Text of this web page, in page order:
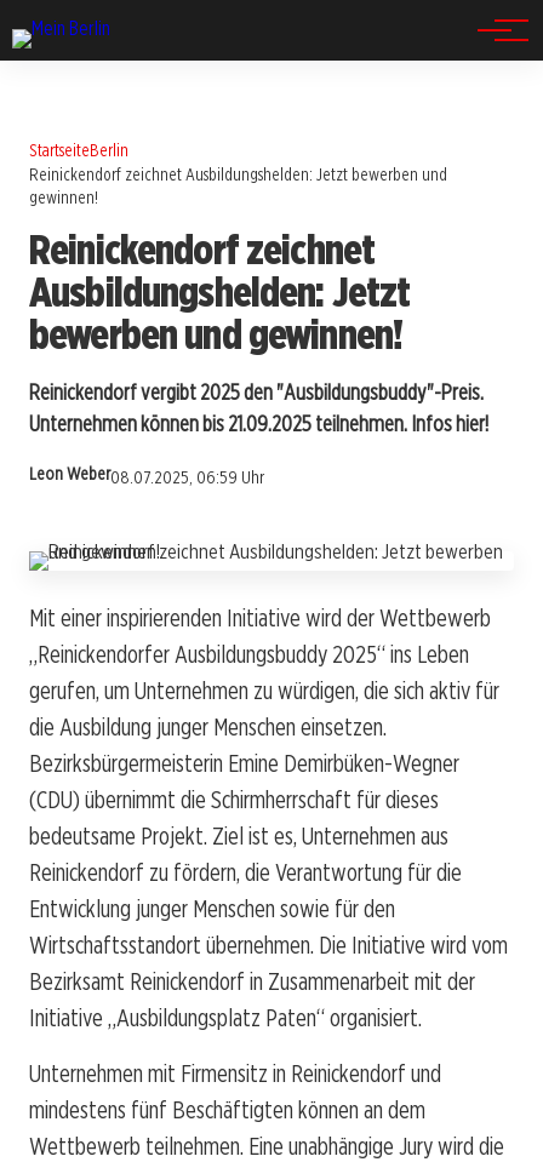
StartseiteBerlin
Reinickendorf zeichnet Ausbildungshelden: Jetzt bewerben und
gewinnen!
Reinickendorf zeichnet
Ausbildungshelden: Jetzt
bewerben und gewinnen!
Reinickendorf vergibt 2025 den "Ausbildungsbuddy"-Preis.
Unternehmen können bis 21.09.2025 teilnehmen. Infos hier!
Leon Weber08.07.2025, 06:59 Uhr
Mit einer inspirierenden Initiative wird der Wettbewerb
„Reinickendorfer Ausbildungsbuddy 2025“ ins Leben
gerufen, um Unternehmen zu würdigen, die sich aktiv für
die Ausbildung junger Menschen einsetzen.
Bezirksbürgermeisterin Emine Demirbüken-Wegner
(CDU) übernimmt die Schirmherrschaft für dieses
bedeutsame Projekt. Ziel ist es, Unternehmen aus
Reinickendorf zu fördern, die Verantwortung für die
Entwicklung junger Menschen sowie für den
Wirtschaftsstandort übernehmen. Die Initiative wird vom
Bezirksamt Reinickendorf in Zusammenarbeit mit der
Initiative „Ausbildungsplatz Paten“ organisiert.
Unternehmen mit Firmensitz in Reinickendorf und
mindestens fünf Beschäftigten können an dem
Wettbewerb teilnehmen. Eine unabhängige Jury wird die